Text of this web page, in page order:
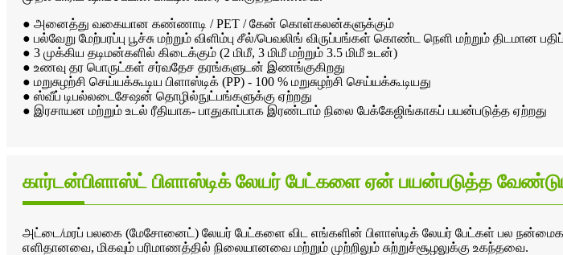
● அனைத்து வகையான கண்ணாடி / PET / கேன் கொள்கலன்களுக்கும்
● பல்வேறு மேற்பரப்பு பூச்சு மற்றும் விளிம்பு சீல்/பெவலிங் விருப்பங்கள் கொண்ட நெளி மற்றும் திடமான
● 3 முக்கிய தடிமன்களில் கிடைக்கும் (2 மிமீ, 3 மிமீ மற்றும் 3.5 மிமீ உடன்)
● உணவு தர பொருட்கள் சர்வதேச தரங்களுடன் இணங்குகிறது
● மறுசுழற்சி செய்யக்கூடிய பிளாஸ்டிக் (PP) - 100 % மறுசுழற்சி செய்யக்கூடியது
● ஸ்வீப் டிபல்லடைசேஷன் தொழில்நுட்பங்களுக்கு ஏற்றது
● இரசாயன மற்றும் உடல் ரீதியாக- பாதுகாப்பாக இரண்டாம் நிலை பேக்கேஜிங்காகப் பயன்படுத்த ஏற்றது
கார்டன்பிளாஸ்ட் பிளாஸ்டிக் லேயர் பேட்களை ஏன் பயன்படுத்த
அட்டை/மரப் பலகை (மேசோனைட்) லேயர் பேட்களை விட எங்களின் பிளாஸ்டிக் லேயர் பேட்கள் பல
எளிதானவை, மிகவும் பரிமாணத்தில் நிலையானவை மற்றும் முற்றிலும் சுற்றுச்சூழலுக்கு உகந்தவை.